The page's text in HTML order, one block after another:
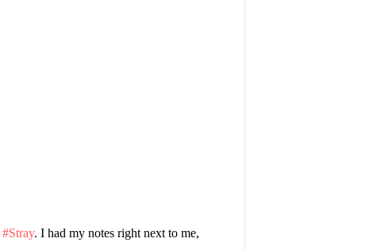
#Stray. I had my notes right next to me,